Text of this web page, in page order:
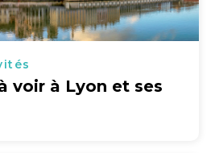
voir à Lyon et ses